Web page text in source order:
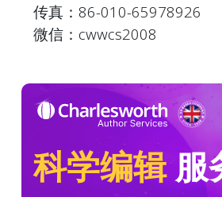
传真：86-010-65978926
微信：cwwcs2008
科学编辑服